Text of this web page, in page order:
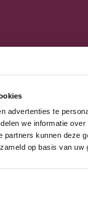
advertenties te
we informatie
partners kunnen deze
op basis van